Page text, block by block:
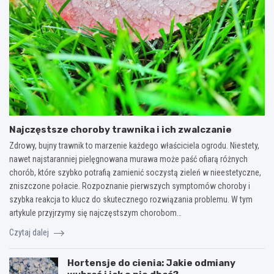
Najczęstsze choroby trawnika i ich zwalczanie
Zdrowy, bujny trawnik to marzenie każdego właściciela ogrodu. Niestety,
nawet najstaranniej pielęgnowana murawa może paść ofiarą różnych
chorób, które szybko potrafią zamienić soczystą zieleń w nieestetyczne,
zniszczone połacie. Rozpoznanie pierwszych symptomów choroby i
szybka reakcja to klucz do skutecznego rozwiązania problemu. W tym
artykule przyjrzymy się najczęstszym chorobom…
Czytaj dalej
Hortensje do cienia: Jakie odmiany